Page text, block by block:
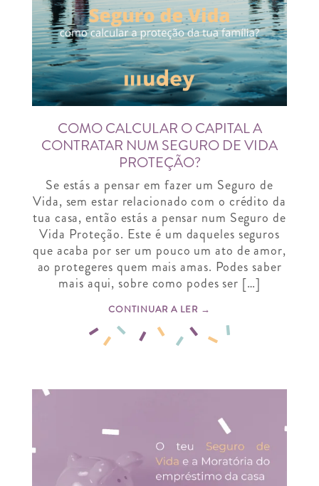
COMO CALCULAR O CAPITAL A
CONTRATAR NUM SEGURO DE VIDA
PROTEÇÃO?
Se estás a pensar em fazer um Seguro de
Vida, sem estar relacionado com o crédito da
tua casa, então estás a pensar num Seguro de
Vida Proteção. Este é um daqueles seguros
que acaba por ser um pouco um ato de amor,
ao protegeres quem mais amas. Podes saber
mais aqui, sobre como podes ser […]
CONTINUAR A LER →